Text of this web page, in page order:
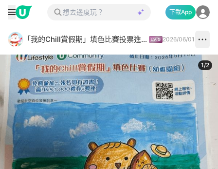
下載App
「我的Chill賞假期」填色比賽投票進行中✅ 2026/06/01
1/2